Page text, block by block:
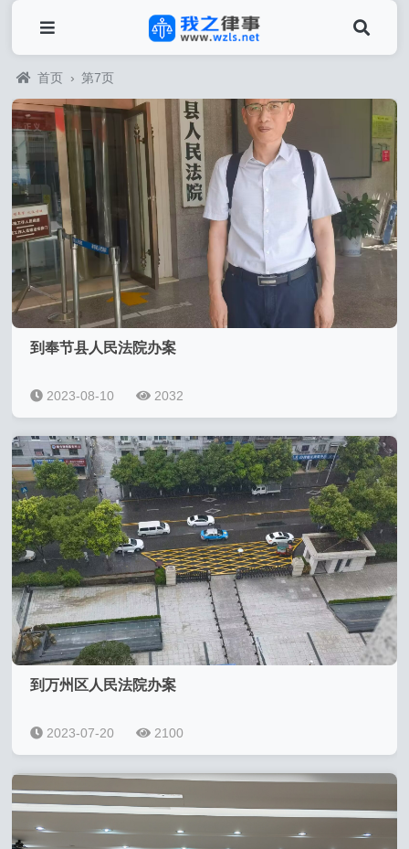
首页 › 第7页
到奉节县人民法院办案
2023-08-10 2032
到万州区人民法院办案
2023-07-20 2100